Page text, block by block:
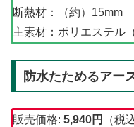
断熱材：（約）15mm
主素材：ポリエステル
防水たためるアー
販売価格: 5,940円 （税